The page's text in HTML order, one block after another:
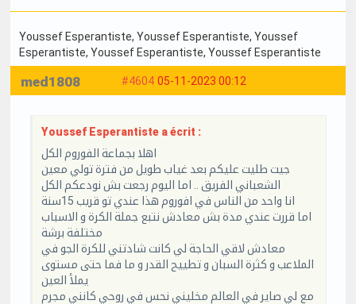
Youssef Esperantiste, Youssef Esperantiste, Youssef
Esperantiste, Youssef Esperantiste, Youssef Esperantiste
#4604 05-11-2023 00:12
med1808
Youssef Esperantiste a écrit :
اهلا بجماعة الفوروم الكل
جيت طليت عليكم بعد غياب طويل من فترة تولي معين
الشعباني الفريق .. اما اليوم رجعت بش نودعكم الكل
اما قررت عندي مدة بش معادش نتبع جملة الكرة و الاسباب
مختلفة برشة
معادش لاقي الحاجة لي كانت شادتني للكرة الجو في
الملاعب و كثرة السبان و تطييح القدر و ما فما حتى مستوى
يملأ العين
مع لي صاير في العالم مخليني نحس في روحي كانني مجرم